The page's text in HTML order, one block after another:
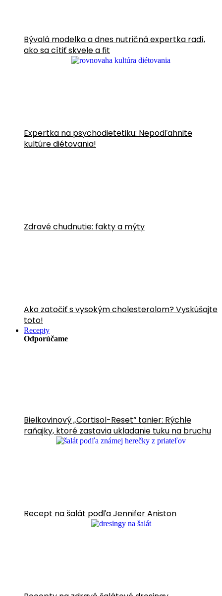
Bývalá modelka a dnes nutričná expertka radí,
ako sa cítiť skvele a fit
Expertka na psychodietetiku: Nepodľahnite
kultúre diétovania!
Zdravé chudnutie: fakty a mýty
Ako zatočiť s vysokým cholesterolom? Vyskúšajte
toto!
Recepty
Odporúčame
Bielkovinový „Cortisol-Reset“ tanier: Rýchle
raňajky, ktoré zastavia ukladanie tuku na bruchu
Recept na šalát podľa Jennifer Aniston